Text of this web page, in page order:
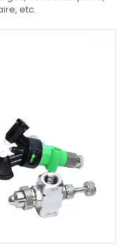
etc.